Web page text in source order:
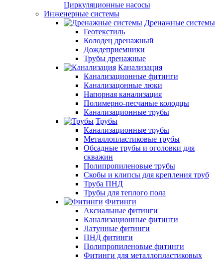
Циркуляционные насосы
Инженерные системы
Дренажные системы
Геотекстиль
Колодец дренажный
Дождеприемники
Трубы дренажные
Канализация
Канализационные фитинги
Канализацонные люки
Напорная канализация
Полимерно-песчаные колодцы
Канализационные трубы
Трубы
Канализационные трубы
Металлопластиковые трубы
Обсадные трубы и оголовки для
скважин
Полипропиленовые трубы
Скобы и клипсы для крепления труб
Труба ПНД
Трубы для теплого пола
Фитинги
Аксиальные фитинги
Канализационные фитинги
Латунные фитинги
ПНД фитинги
Полипропиленовые фитинги
Фитинги для металлопластиковых